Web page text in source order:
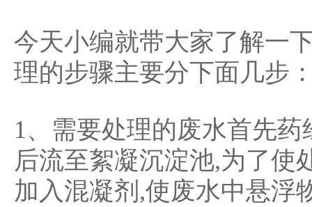
今天小编就带大家了解一
理的步骤主要分下面几步
1、需要处理的废水首先
后流至絮凝沉淀池,为了使
加入混凝剂,使废水中悬浮